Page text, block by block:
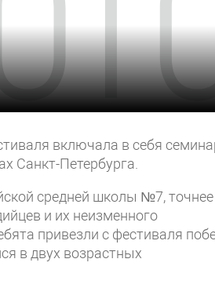
включала в себя
Санкт-Петербурга.
средней школы №7,
и их неизменного
привезли с фестиваля
в двух возрастных